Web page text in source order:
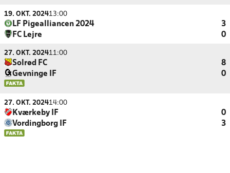
19. OKT. 202413:00
LF Pigealliancen 2024
3
FC Lejre
0
27. OKT. 202411:00
Solrød FC
8
Gevninge IF
0
27. OKT. 202414:00
Kværkeby IF
0
Vordingborg IF
3